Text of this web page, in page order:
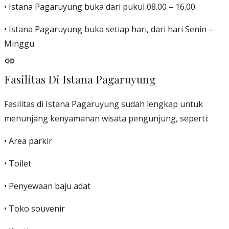
• Istana Pagaruyung buka dari pukul 08.00 – 16.00.
• Istana Pagaruyung buka setiap hari, dari hari Senin –
Minggu.
Fasilitas Di Istana Pagaruyung
Fasilitas di Istana Pagaruyung sudah lengkap untuk
menunjang kenyamanan wisata pengunjung, seperti:
• Area parkir
• Toilet
• Penyewaan baju adat
• Toko souvenir